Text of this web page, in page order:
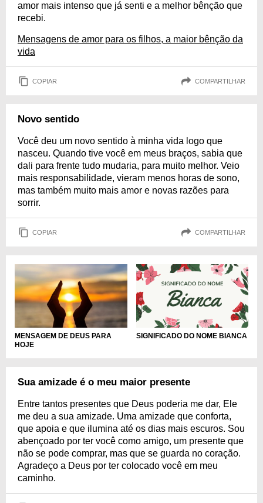
amor mais intenso que já senti e a melhor bênção que
recebi.
Mensagens de amor para os filhos, a maior bênção da
vida
COPIAR COMPARTILHAR
Novo sentido
Você deu um novo sentido à minha vida logo que
nasceu. Quando tive você em meus braços, sabia que
dali para frente tudo mudaria, para muito melhor. Veio
mais responsabilidade, vieram menos horas de sono,
mas também muito mais amor e novas razões para
sorrir.
COPIAR COMPARTILHAR
MENSAGEM DE DEUS PARA
HOJE
SIGNIFICADO DO NOME BIANCA
Sua amizade é o meu maior presente
Entre tantos presentes que Deus poderia me dar, Ele
me deu a sua amizade. Uma amizade que conforta,
que apoia e que ilumina até os dias mais escuros. Sou
abençoado por ter você como amigo, um presente que
não se pode comprar, mas que se guarda no coração.
Agradeço a Deus por ter colocado você em meu
caminho.